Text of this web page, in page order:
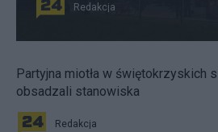
Redakcja
Partyjna miotła w świętokrzyskich
obsadzali stanowiska
Redakcja